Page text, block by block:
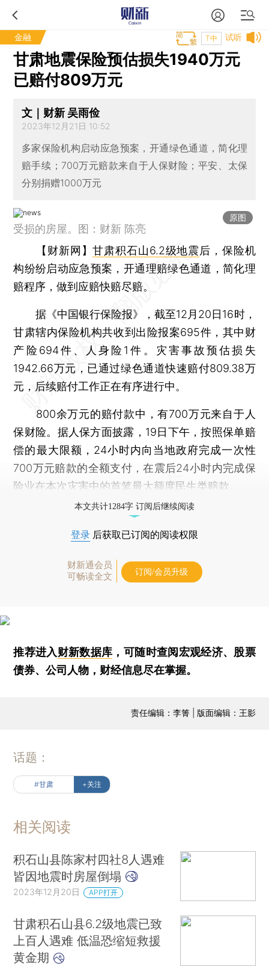
金融 试听
T中
甘肃地震保险预估损失1940万元
已赔付809万元
文｜财新 吴雨俭
2023年12月21日 10:52
多家保险机构启动应急预案，开通绿色通道，简化理
赔手续；700万元赔款来自于人保财险；平安、太保
分别捐赠1000万元
原图
受损的房屋。图：财新 陈亮
【财新网】甘肃积石山6.2级地震后，保险机
构纷纷启动应急预案，开通理赔绿色通道，简化理
赔程序，做到应赔快赔尽赔。
据《中国银行保险报》，截至12月20日16时，
甘肃辖内保险机构共收到出险报案695件，其中财
产险694件、人身险1件。灾害事故预估损失
1942.66万元，已通过绿色通道快速赔付809.38万
元，后续赔付工作正在有序进行中。
800余万元的赔付款中，有700万元来自于人
保财险。据人保方面披露，19日下午，按照保单赔
偿的最大限额，24小时内向当地政府完成一次性
700万元赔款的全额支付，在震后24小时内完成保
险业在本次灾害中的首笔最大额度民生类赔款。
本文共计1284字 订阅后继续阅读
登录 后获取已订阅的阅读权限
财新通会员
可畅读全文
订阅/会员升级
推荐进入财新数据库 ，可随时查阅宏观经济、股票
债券、公司人物，财经信息尽在掌握。
责任编辑：李箐 | 版面编辑：王影
话题：
#甘肃 +关注
相关阅读
积石山县陈家村四社8人遇难
皆因地震时房屋倒塌
2023年12月20日 APP打开
甘肃积石山县6.2级地震已致
上百人遇难 低温恐缩短救援
黄金期